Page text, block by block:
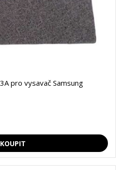
pro vysavač Samsung